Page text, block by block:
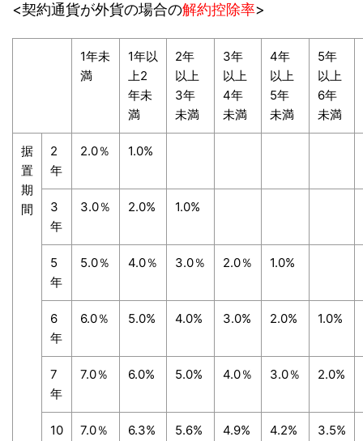
<契約通貨が外貨の場合の解約控除率>
1年未
満
1年以
上2
年未
満
2年
以上
3年
未満
3年
以上
4年
未満
4年
以上
5年
未満
5年
以上
6年
未満
据
置
期
間
2
年
2.0％ 1.0%
3
年
3.0％ 2.0% 1.0%
5
年
5.0％ 4.0％ 3.0％ 2.0％ 1.0%
6
年
6.0％ 5.0% 4.0% 3.0% 2.0% 1.0%
7
年
7.0％ 6.0% 5.0% 4.0％ 3.0％ 2.0%
10
7.0％ 6.3% 5.6% 4.9% 4.2% 3.5%